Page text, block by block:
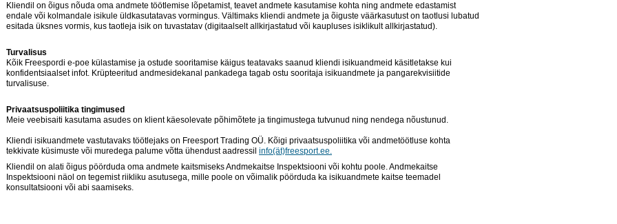
Kliendil on õigus nõuda oma andmete töötlemise lõpetamist, teavet andmete kasutamise kohta ning andmete edastamist
endale või kolmandale isikule üldkasutatavas vormingus. Vältimaks kliendi andmete ja õiguste väärkasutust on taotlusi lubatud
esitada üksnes vormis, kus taotleja isik on tuvastatav (digitaalselt allkirjastatud või kaupluses isiklikult allkirjastatud).
Turvalisus
Kõik Freespordi e-poe külastamise ja ostude sooritamise käigus teatavaks saanud kliendi isikuandmeid käsitletakse kui
konfidentsiaalset infot. Krüpteeritud andmesidekanal pankadega tagab ostu sooritaja isikuandmete ja pangarekvisiitide
turvalisuse.
Privaatsuspoliitika tingimused
Meie veebisaiti kasutama asudes on klient käesolevate põhimõtete ja tingimustega tutvunud ning nendega nõustunud.
Kliendi isikuandmete vastutavaks töötlejaks on Freesport Trading OÜ. Kõigi privaatsuspoliitika või andmetöötluse kohta
tekkivate küsimuste või muredega palume võtta ühendust aadressil info(ät)freesport.ee.
Kliendil on alati õigus pöörduda oma andmete kaitsmiseks Andmekaitse Inspektsiooni või kohtu poole. Andmekaitse
Inspektsiooni näol on tegemist riikliku asutusega, mille poole on võimalik pöörduda ka isikuandmete kaitse teemadel
konsultatsiooni või abi saamiseks.